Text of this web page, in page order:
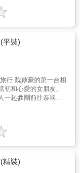
名為《節慶：中國少
攝影集。書中的照
平裝)
一台相
初和心愛的女朋友、
一起參團前往泰國旅
尚自由行且學好攝影
將攝影的焦點瞄準在
各地旅行，一同前往
飯店、發掘這個世界
精裝)